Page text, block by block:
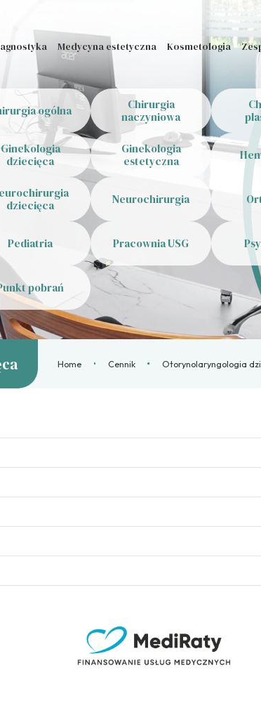
Medycyna estetyczna Kosmetologia
ogólna
Chirurgia
naczyniowa
Ginekologia
dziecięca
Ginekologia
estetyczna
dziecięca
Neurochirurgia
Pediatria Pracownia USG
pobrań
Home Cennik Otorynolaryngologia